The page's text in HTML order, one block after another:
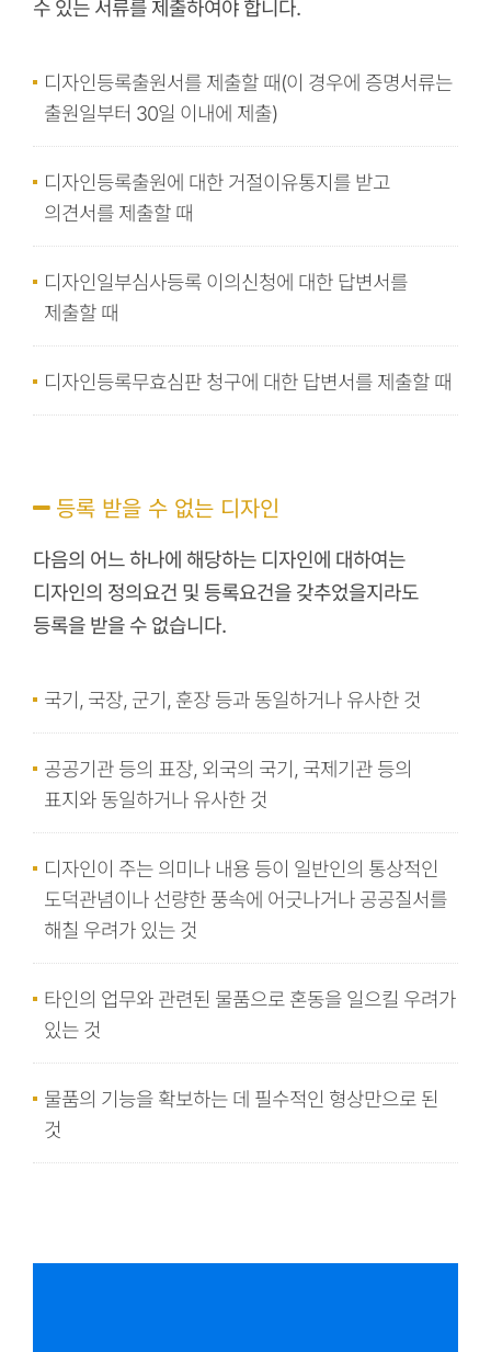
수 있는 서류를 제출하여야 합니다.
디자인등록출원서를 제출할 때(이 경우에 증명서류는
출원일부터 30일 이내에 제출)
디자인등록출원에 대한 거절이유통지를 받고
의견서를 제출할 때
디자인일부심사등록 이의신청에 대한 답변서를
제출할 때
디자인등록무효심판 청구에 대한 답변서를 제출할 때
등록 받을 수 없는 디자인
다음의 어느 하나에 해당하는 디자인에 대하여는
디자인의 정의요건 및 등록요건을 갖추었을지라도
등록을 받을 수 없습니다.
국기, 국장, 군기, 훈장 등과 동일하거나 유사한 것
공공기관 등의 표장, 외국의 국기, 국제기관 등의
표지와 동일하거나 유사한 것
디자인이 주는 의미나 내용 등이 일반인의 통상적인
도덕관념이나 선량한 풍속에 어긋나거나 공공질서를
해칠 우려가 있는 것
타인의 업무와 관련된 물품으로 혼동을 일으킬 우려가
있는 것
물품의 기능을 확보하는 데 필수적인 형상만으로 된
것